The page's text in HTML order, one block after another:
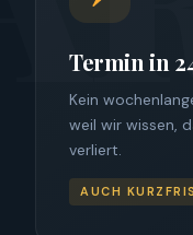
Termin in
Kein
weil wir wissen,
verliert.
AUCH